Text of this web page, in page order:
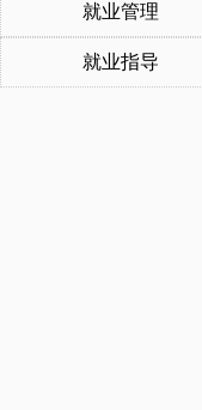
就业管理
就业指导